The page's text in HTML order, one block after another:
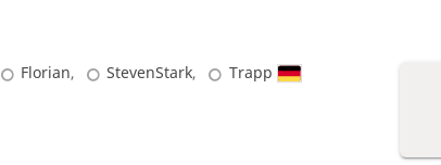
Florian, StevenStark, Trapp